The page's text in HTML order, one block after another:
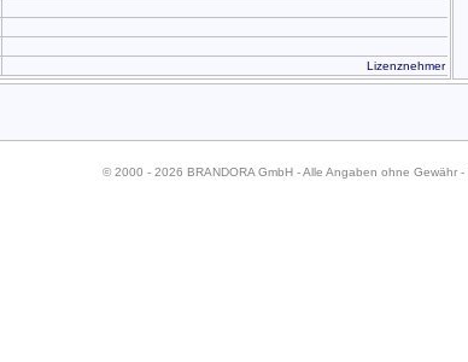
Lizenznehmer
© 2000 - 2026 BRANDORA GmbH - Alle Angaben ohne Gewähr -